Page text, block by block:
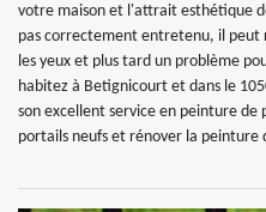
votre maison et l'attrait esthétique
pas correctement entretenu, il
les yeux et plus tard un problème
habitez à Betignicourt et dans le
son excellent service en peinture de
portails neufs et rénover la peinture